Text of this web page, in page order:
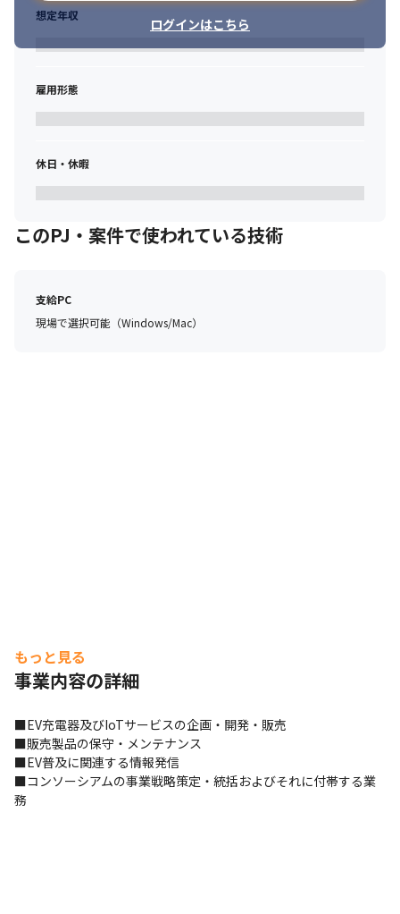
ログインはこちら
想定年収
雇用形態
休日・休暇
このPJ・案件で使われている技術
支給PC
現場で選択可能（Windows/Mac）
もっと見る
事業内容の詳細
■EV充電器及びIoTサービスの企画・開発・販売
■販売製品の保守・メンテナンス
■EV普及に関連する情報発信
■コンソーシアムの事業戦略策定・統括およびそれに付帯する業
務